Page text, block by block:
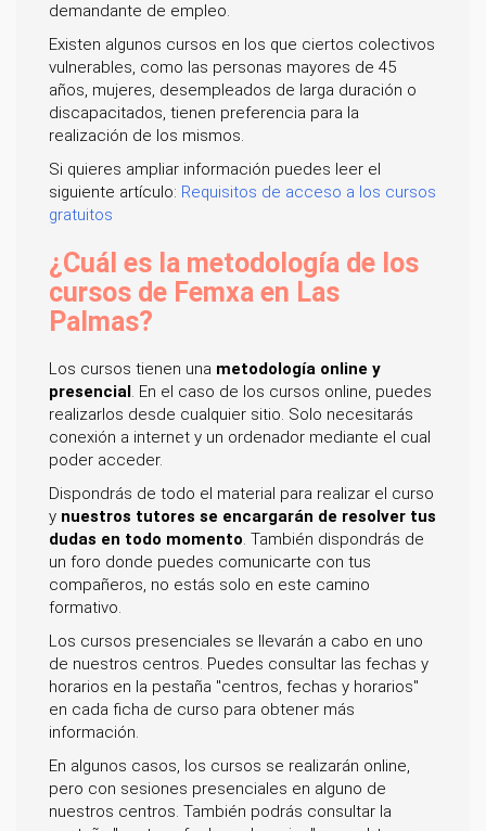
demandante de empleo.
Existen algunos cursos en los que ciertos colectivos
vulnerables, como las personas mayores de 45
años, mujeres, desempleados de larga duración o
discapacitados, tienen preferencia para la
realización de los mismos.
Si quieres ampliar información puedes leer el
siguiente artículo: Requisitos de acceso a los cursos
gratuitos
¿Cuál es la metodología de los
cursos de Femxa en Las
Palmas?
Los cursos tienen una metodología online y
presencial. En el caso de los cursos online, puedes
realizarlos desde cualquier sitio. Solo necesitarás
conexión a internet y un ordenador mediante el cual
poder acceder.
Dispondrás de todo el material para realizar el curso
y nuestros tutores se encargarán de resolver tus
dudas en todo momento. También dispondrás de
un foro donde puedes comunicarte con tus
compañeros, no estás solo en este camino
formativo.
Los cursos presenciales se llevarán a cabo en uno
de nuestros centros. Puedes consultar las fechas y
horarios en la pestaña "centros, fechas y horarios"
en cada ficha de curso para obtener más
información.
En algunos casos, los cursos se realizarán online,
pero con sesiones presenciales en alguno de
nuestros centros. También podrás consultar la